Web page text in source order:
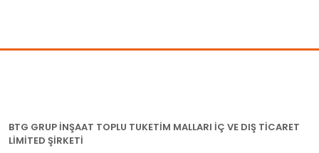
BTG GRUP İNŞAAT TOPLU TUKETİM MALLARI İÇ VE DIŞ TİCARET
LİMİTED ŞİRKETİ